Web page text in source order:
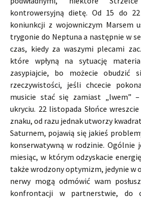
kontrowersyjną dietę. Od 15 do
koniunkcji z wojowniczym Marsem
trygonie do Neptuna a następnie w
czas, kiedy za waszymi plecami
które wpłyną na sytuację
zasypiajcie, bo możecie obudzić
rzeczywistości, jeśli chcecie
musicie stać się zamiast „lwem”
ukryciu. 22 listopada Słońce
znaku, od razu jednak utworzy
Saturnem, pojawią się jakieś
konserwatywną w rodzinie. Ogólnie
miesiąc, w którym odzyskacie
także wrodzony optymizm, jedynie w
nerwy mogą odmówić wam
konfrontacji w partnerstwie, do